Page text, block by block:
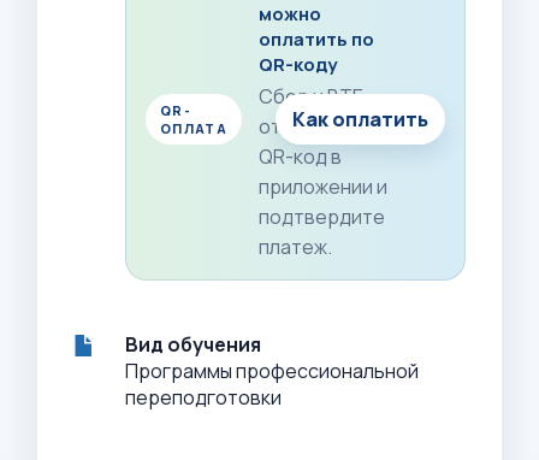
QR-
ОПЛАТА
можно
оплатить по
QR-коду
Сбер и ВТБ:
отсканируйте
QR-код в
приложении и
подтвердите
платеж.
Как оплатить
Вид обучения
Программы профессиональной
переподготовки